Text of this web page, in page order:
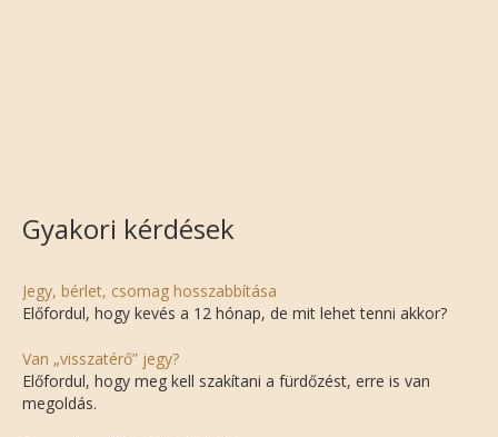
Gyakori kérdések
Jegy, bérlet, csomag hosszabbítása
Előfordul, hogy kevés a 12 hónap, de mit lehet tenni akkor?
Van „visszatérő” jegy?
Előfordul, hogy meg kell szakítani a fürdőzést, erre is van
megoldás.